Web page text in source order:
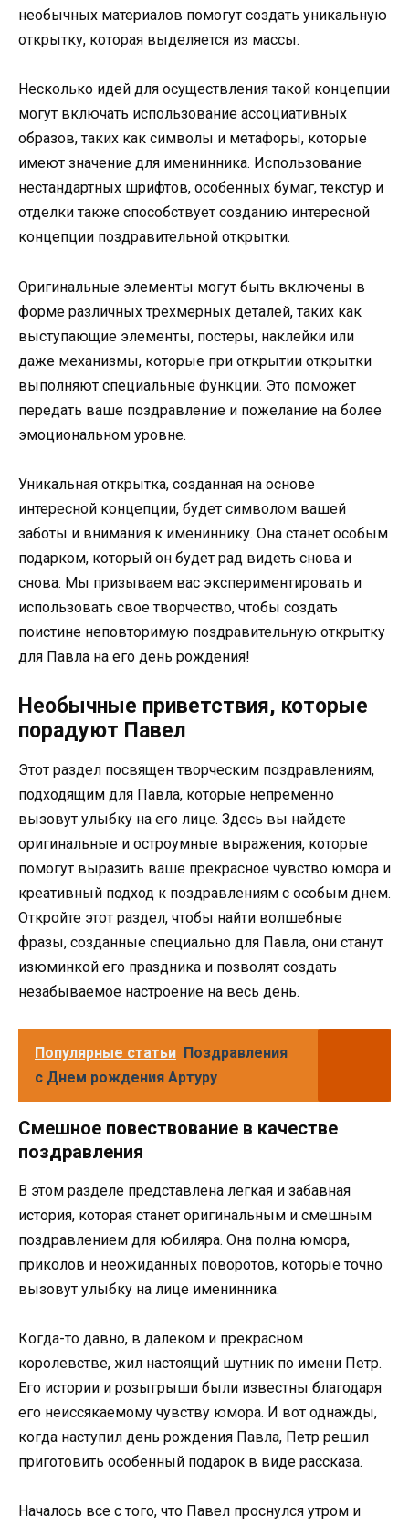
необычных материалов помогут создать уникальную
открытку, которая выделяется из массы.
Несколько идей для осуществления такой концепции
могут включать использование ассоциативных
образов, таких как символы и метафоры, которые
имеют значение для именинника. Использование
нестандартных шрифтов, особенных бумаг, текстур и
отделки также способствует созданию интересной
концепции поздравительной открытки.
Оригинальные элементы могут быть включены в
форме различных трехмерных деталей, таких как
выступающие элементы, постеры, наклейки или
даже механизмы, которые при открытии открытки
выполняют специальные функции. Это поможет
передать ваше поздравление и пожелание на более
эмоциональном уровне.
Уникальная открытка, созданная на основе
интересной концепции, будет символом вашей
заботы и внимания к имениннику. Она станет особым
подарком, который он будет рад видеть снова и
снова. Мы призываем вас экспериментировать и
использовать свое творчество, чтобы создать
поистине неповторимую поздравительную открытку
для Павла на его день рождения!
Необычные приветствия, которые
порадуют Павел
Этот раздел посвящен творческим поздравлениям,
подходящим для Павла, которые непременно
вызовут улыбку на его лице. Здесь вы найдете
оригинальные и остроумные выражения, которые
помогут выразить ваше прекрасное чувство юмора и
креативный подход к поздравлениям с особым днем.
Откройте этот раздел, чтобы найти волшебные
фразы, созданные специально для Павла, они станут
изюминкой его праздника и позволят создать
незабываемое настроение на весь день.
Популярные статьи Поздравления
с Днем рождения Артуру
Смешное повествование в качестве
поздравления
В этом разделе представлена легкая и забавная
история, которая станет оригинальным и смешным
поздравлением для юбиляра. Она полна юмора,
приколов и неожиданных поворотов, которые точно
вызовут улыбку на лице именинника.
Когда-то давно, в далеком и прекрасном
королевстве, жил настоящий шутник по имени Петр.
Его истории и розыгрыши были известны благодаря
его неиссякаемому чувству юмора. И вот однажды,
когда наступил день рождения Павла, Петр решил
приготовить особенный подарок в виде рассказа.
Началось все с того, что Павел проснулся утром и